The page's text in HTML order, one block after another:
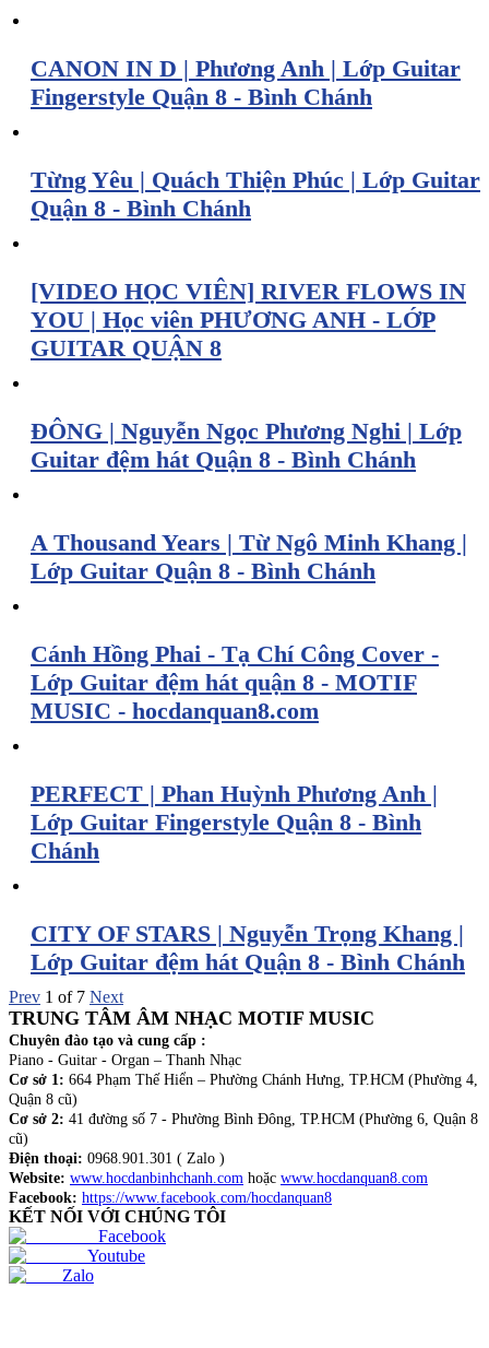
CANON IN D | Phương Anh | Lớp Guitar
Fingerstyle Quận 8 - Bình Chánh
Từng Yêu | Quách Thiện Phúc | Lớp Guitar
Quận 8 - Bình Chánh
[VIDEO HỌC VIÊN] RIVER FLOWS IN
YOU | Học viên PHƯƠNG ANH - LỚP
GUITAR QUẬN 8
ĐÔNG | Nguyễn Ngọc Phương Nghi | Lớp
Guitar đệm hát Quận 8 - Bình Chánh
A Thousand Years | Từ Ngô Minh Khang |
Lớp Guitar Quận 8 - Bình Chánh
Cánh Hồng Phai - Tạ Chí Công Cover -
Lớp Guitar đệm hát quận 8 - MOTIF
MUSIC - hocdanquan8.com
PERFECT | Phan Huỳnh Phương Anh |
Lớp Guitar Fingerstyle Quận 8 - Bình
Chánh
CITY OF STARS | Nguyễn Trọng Khang |
Lớp Guitar đệm hát Quận 8 - Bình Chánh
Prev 1 of 7 Next
TRUNG TÂM ÂM NHẠC MOTIF MUSIC
Chuyên đào tạo và cung cấp :
Piano - Guitar - Organ – Thanh Nhạc
Cơ sở 1: 664 Phạm Thế Hiển – Phường Chánh Hưng, TP.HCM (Phường 4,
Quận 8 cũ)
Cơ sở 2: 41 đường số 7 - Phường Bình Đông, TP.HCM (Phường 6, Quận 8
cũ)
Điện thoại: 0968.901.301 ( Zalo )
Website: www.hocdanbinhchanh.com hoặc www.hocdanquan8.com
Facebook: https://www.facebook.com/hocdanquan8
KẾT NỐI VỚI CHÚNG TÔI
Facebook
Youtube
Zalo